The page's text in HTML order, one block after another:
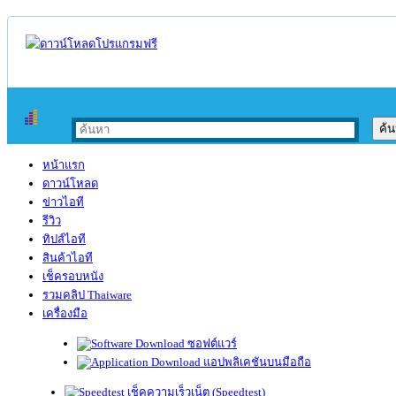
หน้าแรก
ดาวน์โหลด
ข่าวไอที
รีวิว
ทิปส์ไอที
สินค้าไอที
เช็ครอบหนัง
รวมคลิป Thaiware
เครื่องมือ
ซอฟต์แวร์
แอปพลิเคชันบนมือถือ
เช็คความเร็วเน็ต (Speedtest)